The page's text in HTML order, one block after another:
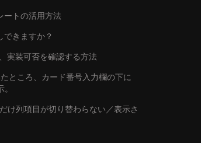
ートの活用方法
できますか？
実装可否を確認する方法
ところ、カード番号入力欄の下に
け列項目が切り替わらない／表示さ